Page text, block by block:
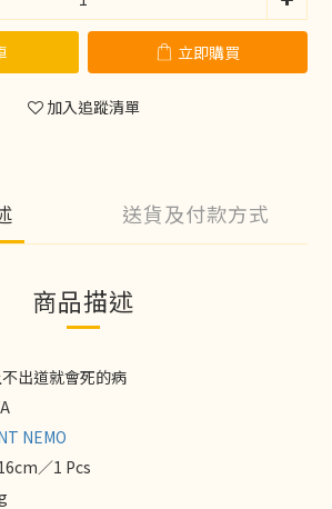
立即購買
加入追蹤清單
送貨及付款方式
商品描述
出道就會死的病
NEMO
／1 Pcs